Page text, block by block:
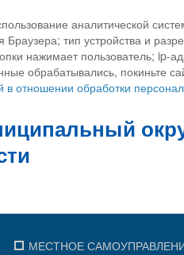
аналитической
тип устройства и
нажимает пользователь; ip-
обрабатывались, покиньте
в отношении обработки
МЕСТНОЕ